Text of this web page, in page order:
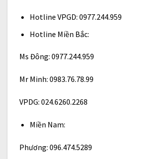
Hotline VPGD: 0977.244.959
Hotline Miền Bắc:
Ms Đông: 0977.244.959
Mr Minh: 0983.76.78.99
VPDG: 024.6260.2268
Miền Nam:
Phương: 096.474.5289